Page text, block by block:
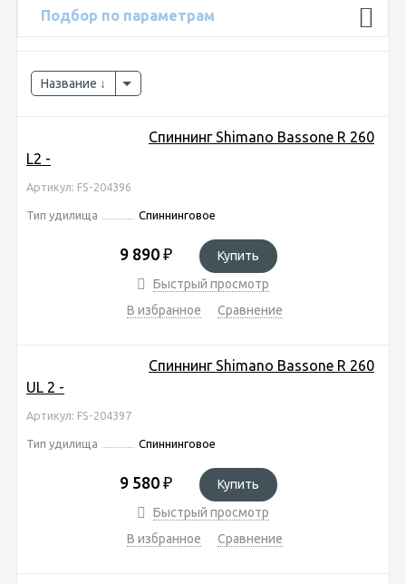
Подбор по параметрам
Название
Спиннинг Shimano Bassone R 260
L2 -
Артикул: FS-204396
Тип удилища Спиннинговое
9 890 ₽
Купить
Быстрый просмотр
В избранное
Сравнение
Спиннинг Shimano Bassone R 260
UL 2 -
Артикул: FS-204397
Тип удилища Спиннинговое
9 580 ₽
Купить
Быстрый просмотр
В избранное
Сравнение